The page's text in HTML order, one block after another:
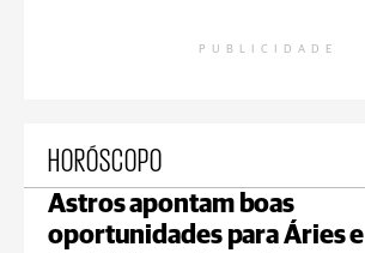
PUBLICIDADE
HORÓSCOPO
Astros apontam boas
oportunidades para Áries e